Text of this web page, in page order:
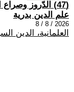
(47) الدّروز وصراع البقاء بين نار السّنّة وأتون التّشييع
علم الدين بدرية
2026 / 8 / 8
العلمانية، الدين